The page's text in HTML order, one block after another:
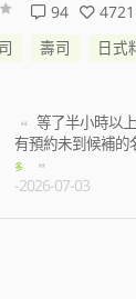
迴轉壽司
壽
C人
準備
身上，
-2026-